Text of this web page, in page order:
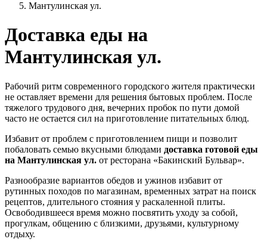
Мантулинская ул.
Доставка еды на
Мантулинская ул.
Рабочий ритм современного городского жителя практически
не оставляет времени для решения бытовых проблем. После
тяжелого трудового дня, вечерних пробок по пути домой
часто не остается сил на приготовление питательных блюд.
Избавит от проблем с приготовлением пищи и позволит
побаловать семью вкусными блюдами доставка готовой еды
на Мантулинская ул. от ресторана «Бакинский Бульвар».
Разнообразие вариантов обедов и ужинов избавит от
рутинных походов по магазинам, временных затрат на поиск
рецептов, длительного стояния у раскаленной плиты.
Освободившееся время можно посвятить уходу за собой,
прогулкам, общению с близкими, друзьями, культурному
отдыху.